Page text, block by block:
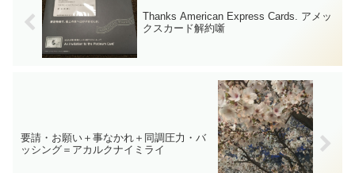
Thanks American Express Cards. アメッ
クスカード解約噺
要請・お願い＋事なかれ＋同調圧力・バ
ッシング＝アカルクナイミライ